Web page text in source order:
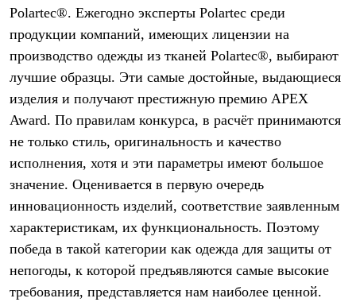
Куртки
Жилеты
Утепленная синтетикой
Куртки
Брюки
Штормовая одежда
Куртки
Софтшелл одежда
Куртки
Брюки
Лёгкая одежда
Рубашки
Футболки
Брюки
Термобелье
Среднее термобелье
Легкое термобелье
Polartec®. Ежегодно эксперты Polartec среди
продукции компаний, имеющих лицензии на
производство одежды из тканей Polartec®, выбирают
лучшие образцы. Эти самые достойные, выдающиеся
изделия и получают престижную премию APEX
Award. По правилам конкурса, в расчёт принимаются
не только стиль, оригинальность и качество
исполнения, хотя и эти параметры имеют большое
значение. Оценивается в первую очередь
инновационность изделий, соответствие заявленным
характеристикам, их функциональность. Поэтому
победа в такой категории как одежда для защиты от
непогоды, к которой предъявляются самые высокие
требования, представляется нам наиболее ценной.